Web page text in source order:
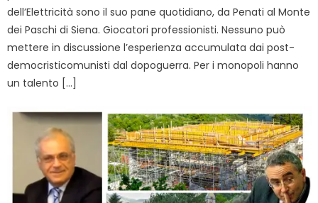
dell’Elettricità sono il suo pane quotidiano, da Penati al Monte
dei Paschi di Siena. Giocatori professionisti. Nessuno può
mettere in discussione l’esperienza accumulata dai post-
democristicomunisti dal dopoguerra. Per i monopoli hanno
un talento […]